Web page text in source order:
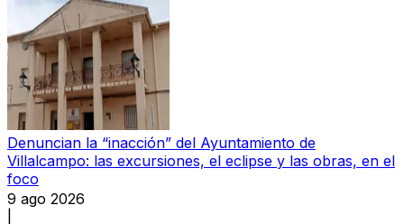
Denuncian la “inacción” del Ayuntamiento de
Villalcampo: las excursiones, el eclipse y las obras, en el
foco
9 ago 2026